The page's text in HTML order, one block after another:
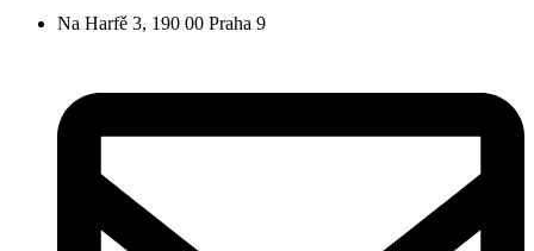
Na Harfě 3, 190 00 Praha 9